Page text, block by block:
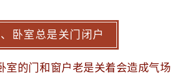
、卧室总是关门闭户
室的门和窗户老是关着会造成气场